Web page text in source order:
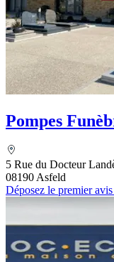
Pompes
5 Rue du Docteur
08190 Asfeld
Déposez le premier